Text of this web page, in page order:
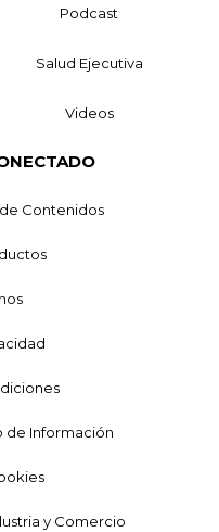
Podcast
Salud Ejecutiva
Videos
Contenidos
de Información
y Comercio